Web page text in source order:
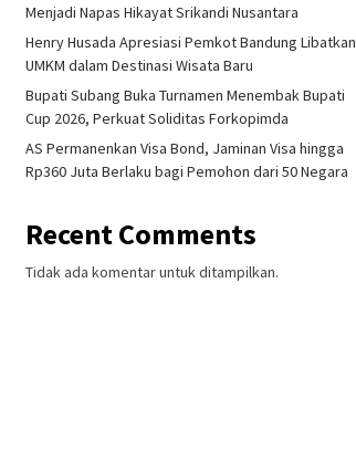
Menjadi Napas Hikayat Srikandi Nusantara
Henry Husada Apresiasi Pemkot Bandung Libatkan
UMKM dalam Destinasi Wisata Baru
Bupati Subang Buka Turnamen Menembak Bupati
Cup 2026, Perkuat Soliditas Forkopimda
AS Permanenkan Visa Bond, Jaminan Visa hingga
Rp360 Juta Berlaku bagi Pemohon dari 50 Negara
Recent Comments
Tidak ada komentar untuk ditampilkan.